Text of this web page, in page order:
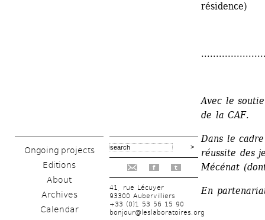
Ongoing projects
Editions
About
Archives
Calendar
f t
41, rue Lécuyer
93300 Aubervilliers
+33 (0)1 53 56 15 90
bonjour@leslaboratoires.org
résidence)
Avec le
de la CAF.
Dans le
réussite des
Mécénat
En